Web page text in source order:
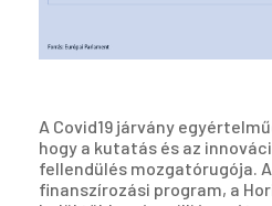
A Covid19 járvány
hogy a kutatás és az
fellendülés mozgatórugója.
finanszírozási program, a